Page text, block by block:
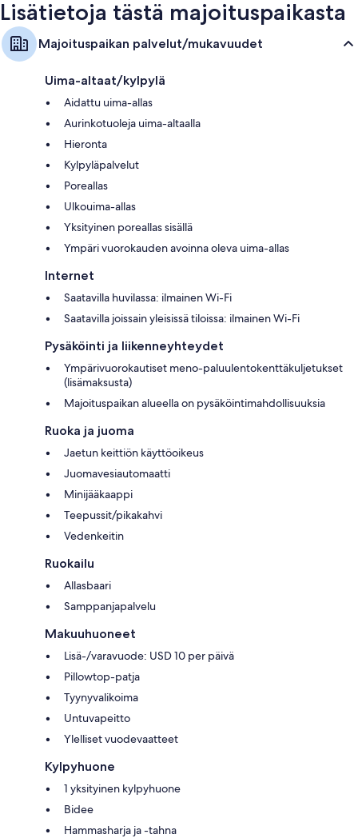
Lisätietoja tästä majoituspaikasta
Majoituspaikan palvelut/mukavuudet
Uima-altaat/kylpylä
Aidattu uima-allas
Aurinkotuoleja uima-altaalla
Hieronta
Kylpyläpalvelut
Poreallas
Ulkouima-allas
Yksityinen poreallas sisällä
Ympäri vuorokauden avoinna oleva uima-allas
Internet
Saatavilla huvilassa: ilmainen Wi-Fi
Saatavilla joissain yleisissä tiloissa: ilmainen Wi-Fi
Pysäköinti ja liikenneyhteydet
Ympärivuorokautiset meno-paluulentokenttäkuljetukset
(lisämaksusta)
Majoituspaikan alueella on pysäköintimahdollisuuksia
Ruoka ja juoma
Jaetun keittiön käyttöoikeus
Juomavesiautomaatti
Minijääkaappi
Teepussit/pikakahvi
Vedenkeitin
Ruokailu
Allasbaari
Samppanjapalvelu
Makuuhuoneet
Lisä-/varavuode: USD 10 per päivä
Pillowtop-patja
Tyynyvalikoima
Untuvapeitto
Ylelliset vuodevaatteet
Kylpyhuone
1 yksityinen kylpyhuone
Bidee
Hammasharja ja -tahna